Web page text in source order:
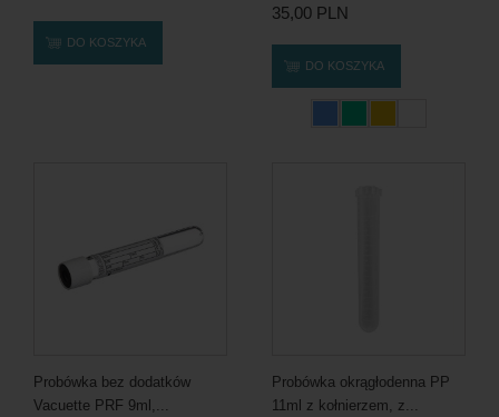
DO KOSZYKA
35,00 PLN
DO KOSZYKA
Probówka bez dodatków
Vacuette PRF 9ml,...
Probówka okrągłodenna PP
11ml z kołnierzem, z...